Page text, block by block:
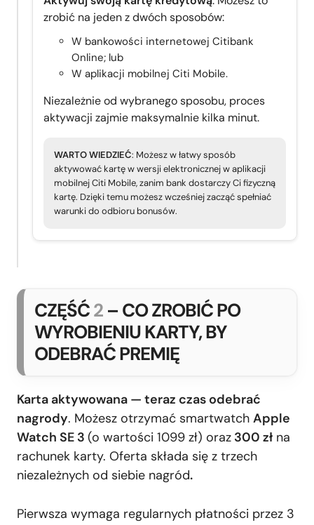
zrobić na jeden z dwóch sposobów:
W bankowości internetowej Citibank
Online; lub
W aplikacji mobilnej Citi Mobile.
Niezależnie od wybranego sposobu, proces
aktywacji zajmie maksymalnie kilka minut.
WARTO WIEDZIEĆ: Możesz w łatwy sposób
aktywować kartę w wersji elektronicznej w aplikacji
mobilnej Citi Mobile, zanim bank dostarczy Ci fizyczną
kartę. Dzięki temu możesz wcześniej zacząć spełniać
warunki do odbioru bonusów.
CZĘŚĆ2 – CO ZROBIĆ PO
WYROBIENIU KARTY, BY
ODEBRAĆ PREMIĘ
Karta aktywowana — teraz czas odebrać
nagrody. Możesz otrzymać smartwatch Apple
Watch SE 3 (o wartości 1099 zł) oraz 300 zł na
rachunek karty. Oferta składa się z trzech
niezależnych od siebie nagród.
Pierwsza wymaga regularnych płatności przez 3